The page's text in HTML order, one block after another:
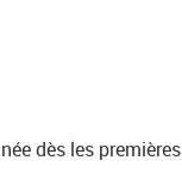
dès les premières